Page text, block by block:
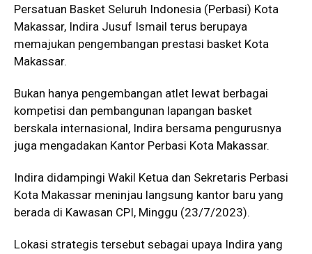
Persatuan Basket Seluruh Indonesia (Perbasi) Kota
Makassar, Indira Jusuf Ismail terus berupaya
memajukan pengembangan prestasi basket Kota
Makassar.
Bukan hanya pengembangan atlet lewat berbagai
kompetisi dan pembangunan lapangan basket
berskala internasional, Indira bersama pengurusnya
juga mengadakan Kantor Perbasi Kota Makassar.
Indira didampingi Wakil Ketua dan Sekretaris Perbasi
Kota Makassar meninjau langsung kantor baru yang
berada di Kawasan CPI, Minggu (23/7/2023).
Lokasi strategis tersebut sebagai upaya Indira yang